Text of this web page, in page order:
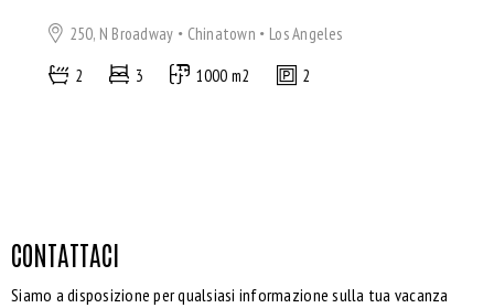
250, N Broadway Chinatown
Los Angeles
2
3 1000 m2 2
CONTATTACI
Siamo a disposizione per qualsiasi informazione sulla tua vacanza